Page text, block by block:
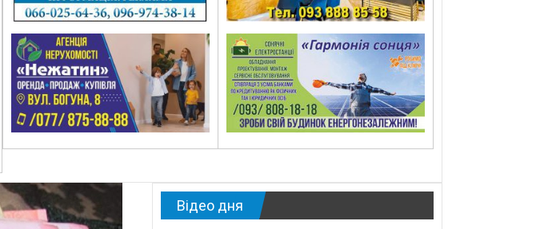
Відео дня